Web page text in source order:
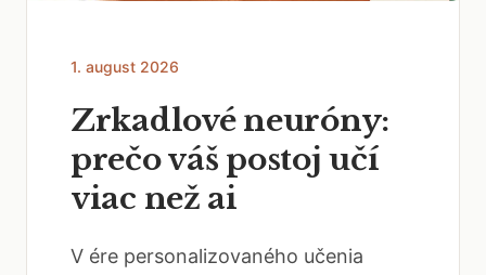
1. august 2026
Zrkadlové neuróny:
prečo váš postoj učí
viac než ai
V ére personalizovaného učenia